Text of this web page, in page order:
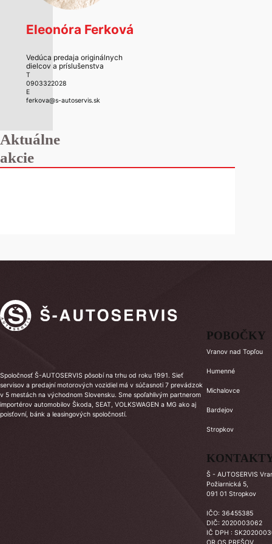
Eleonóra Ferková
Vedúca predaja originálnych
dielcov a príslušenstva
T
0903322028
E
ferkova@s-autoservis.sk
Aktuálne
akcie
Spoločnosť Š-AUTOSERVIS pôsobí na trhu od roku 1991. Sieť
servisov a predajní motorových vozidiel má v súčasnoti 7 prevádzok
v 5 mestách na východnom Slovensku. Sme spoľahlivým partnerom
importérov automobilov Škoda, SEAT, VOLKSWAGEN a MG ako aj
poisťovní, bánk a leasingových spoločností.
POBOČKY
Vranov nad Topľou
Humenné
Michalovce
Bardejov
Stropkov
Š - AUTOSERVIS
Požiarnická 5,
091 01 Stropkov
IČO: 36455385
DIČ: 2020003062
IČ DPH :
OR OS PREŠOV,